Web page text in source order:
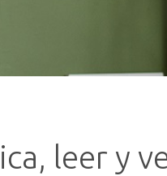
leer y